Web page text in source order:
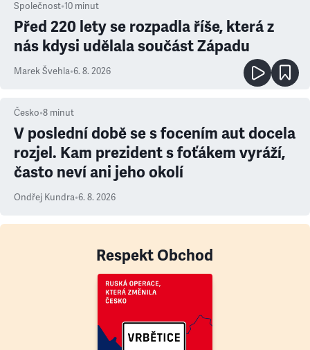
Společnost•10 minut
Před 220 lety se rozpadla říše, která z
nás kdysi udělala součást Západu
Marek Švehla•6. 8. 2026
Česko•8 minut
V poslední době se s focením aut docela
rozjel. Kam prezident s foťákem vyráží,
často neví ani jeho okolí
Ondřej Kundra•6. 8. 2026
Respekt Obchod